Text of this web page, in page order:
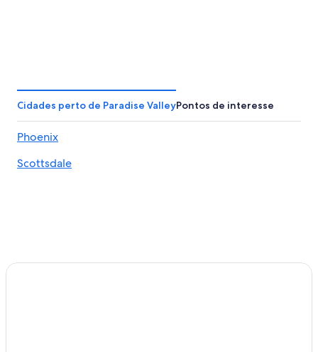
Cidades perto de Paradise ValleyPontos de interesse
Phoenix
Scottsdale